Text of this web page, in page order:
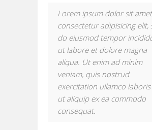
Lorem ipsum dolor sit
consectetur adipisicing elit,
do eiusmod tempor
ut labore et dolore magna
aliqua. Ut enim ad minim
veniam, quis nostrud
exercitation ullamco laboris
ut aliquip ex ea commodo
consequat.